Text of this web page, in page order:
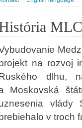
MLC
na rozvoj
dlhu,
Moskovská
vlády
v troch